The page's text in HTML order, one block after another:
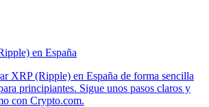
en España
XRP (Ripple) en España de forma sencilla
principiantes. Sigue unos pasos claros y
con Crypto.com.